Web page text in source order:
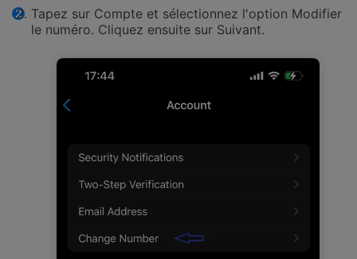
Tapez sur Compte et sélectionnez l'option Modifier
le numéro. Cliquez ensuite sur Suivant.